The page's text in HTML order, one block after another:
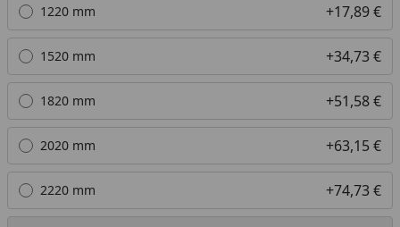
1220 mm +17,89 €
1520 mm +34,73 €
1820 mm +51,58 €
2020 mm +63,15 €
2220 mm +74,73 €